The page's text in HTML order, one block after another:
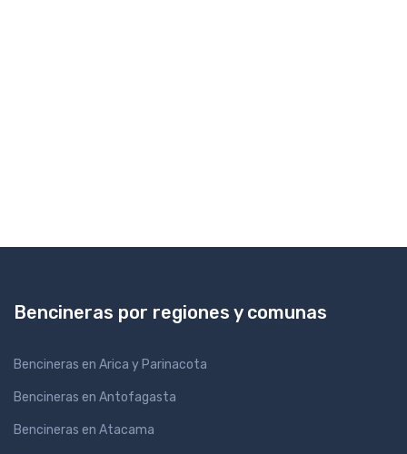
Bencineras por regiones y comunas
Bencineras en Arica y Parinacota
Bencineras en Antofagasta
Bencineras en Atacama